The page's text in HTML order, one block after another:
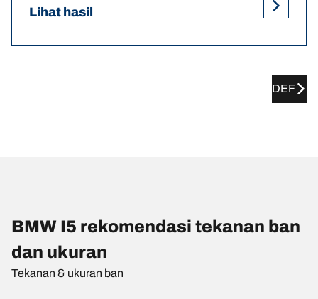
Lihat hasil
DEF
BMW I5 rekomendasi tekanan ban
dan ukuran
Tekanan & ukuran ban